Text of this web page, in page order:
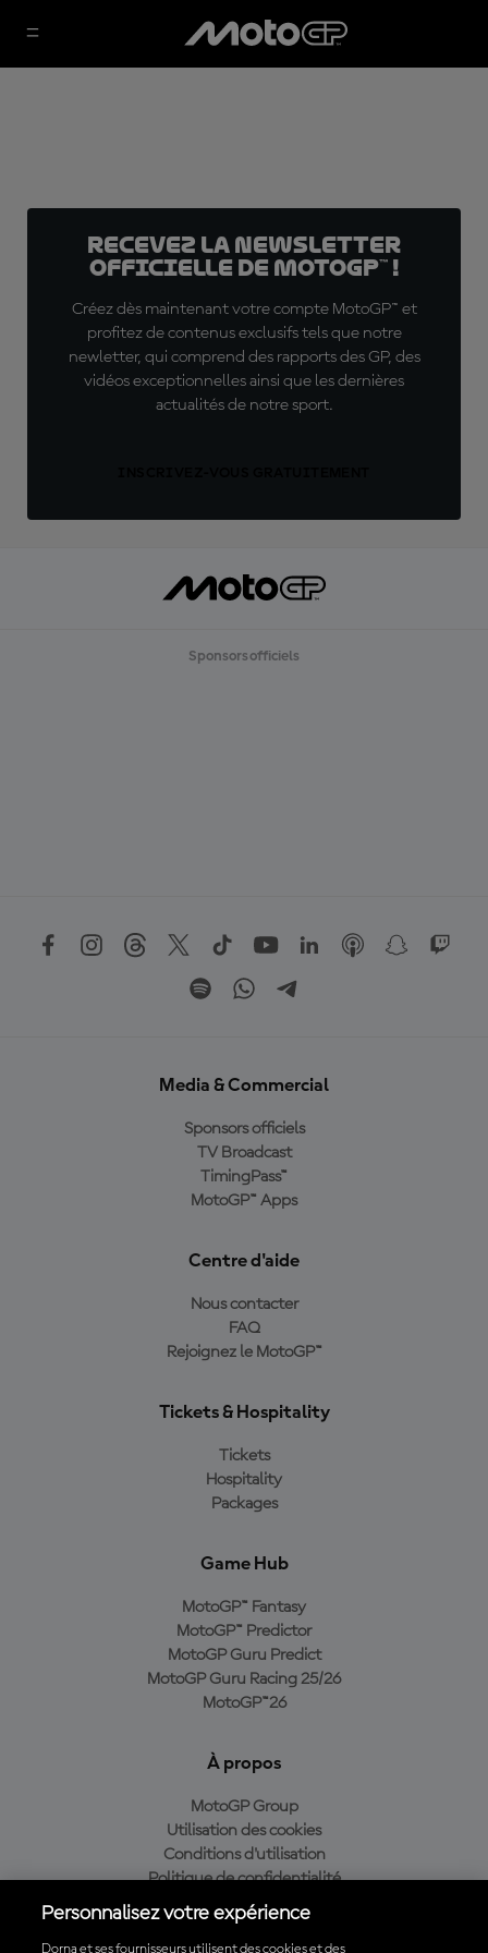
Recevez la Newsletter
officielle de MotoGP™ !
Créez dès maintenant votre compte MotoGP™ et
profitez de contenus exclusifs tels que notre
newletter, qui comprend des rapports des GP, des
vidéos exceptionnelles ainsi que les dernières
actualités de notre sport.
Sponsors officiels
Media & Commercial
Sponsors officiels
TV Broadcast
TimingPass™
MotoGP™ Apps
Centre d'aide
Nous contacter
FAQ
Rejoignez le MotoGP™
Tickets & Hospitality
Tickets
Hospitality
Packages
Game Hub
MotoGP™ Fantasy
MotoGP™ Predictor
MotoGP Guru Predict
MotoGP Guru Racing 25/26
MotoGP™26
À propos
MotoGP Group
Utilisation des cookies
Conditions d'utilisation
Politique de confidentialité
Politique d’achat
Personnalisez votre expérience
Dorna et ses fournisseurs utilisent des cookies et des